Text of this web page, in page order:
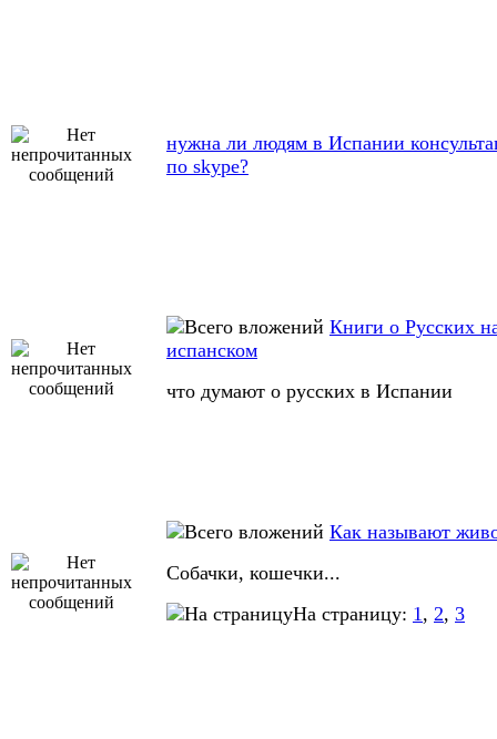
нужна ли людям в Испании
по skype?
Книги о Русских
испанском
что думают о русских в Испании
Как называют
Собачки, кошечки...
На страницу: 1, 2, 3